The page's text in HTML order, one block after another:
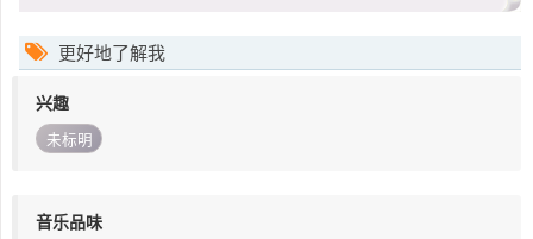
更好地了解我
兴趣
未标明
音乐品味